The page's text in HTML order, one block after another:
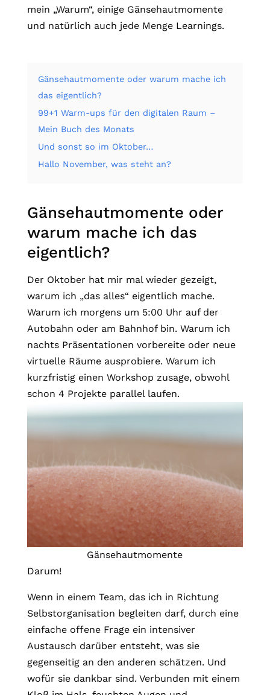
mein „Warum“, einige Gänsehautmomente
und natürlich auch jede Menge Learnings.
Gänsehautmomente oder warum mache ich
das eigentlich?
99+1 Warm-ups für den digitalen Raum –
Mein Buch des Monats
Und sonst so im Oktober…
Hallo November, was steht an?
Gänsehautmomente oder
warum mache ich das
eigentlich?
Der Oktober hat mir mal wieder gezeigt,
warum ich „das alles“ eigentlich mache.
Warum ich morgens um 5:00 Uhr auf der
Autobahn oder am Bahnhof bin. Warum ich
nachts Präsentationen vorbereite oder neue
virtuelle Räume ausprobiere. Warum ich
kurzfristig einen Workshop zusage, obwohl
schon 4 Projekte parallel laufen.
Gänsehautmomente
Darum!
Wenn in einem Team, das ich in Richtung
Selbstorganisation begleiten darf, durch eine
einfache offene Frage ein intensiver
Austausch darüber entsteht, was sie
gegenseitig an den anderen schätzen. Und
wofür sie dankbar sind. Verbunden mit einem